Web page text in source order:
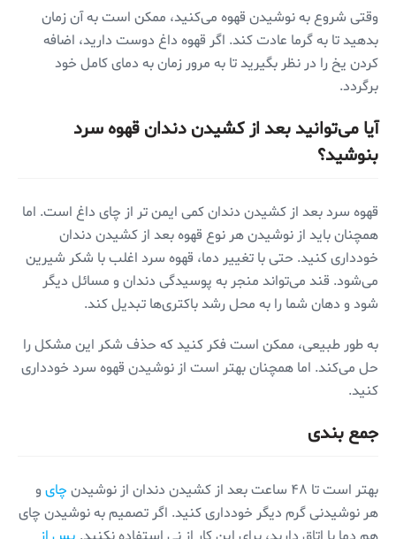
وقتی شروع به نوشیدن قهوه می‌کنید، ممکن است به آن زمان
بدهید تا به گرما عادت کند. اگر قهوه داغ دوست دارید، اضافه
کردن یخ را در نظر بگیرید تا به مرور زمان به دمای کامل خود
برگردد.
آیا می‌توانید بعد از کشیدن دندان قهوه سرد
بنوشید؟
قهوه سرد بعد از کشیدن دندان کمی‌ ایمن تر از چای داغ است. اما
همچنان باید از نوشیدن هر نوع قهوه بعد از کشیدن دندان
خودداری کنید. حتی با تغییر دما، قهوه سرد اغلب با شکر شیرین
می‌شود. قند می‌تواند منجر به پوسیدگی دندان و مسائل دیگر
شود و دهان شما را به محل رشد باکتری‌ها تبدیل کند.
به طور طبیعی، ممکن است فکر کنید که حذف شکر این مشکل را
حل می‌کند. اما همچنان ‌بهتر است از نوشیدن قهوه سرد خودداری
کنید.
جمع بندی
بهتر است تا ۴۸ ساعت بعد از کشیدن دندان از نوشیدن چای و
هر نوشیدنی گرم دیگر خودداری کنید. اگر تصمیم به نوشیدن چای